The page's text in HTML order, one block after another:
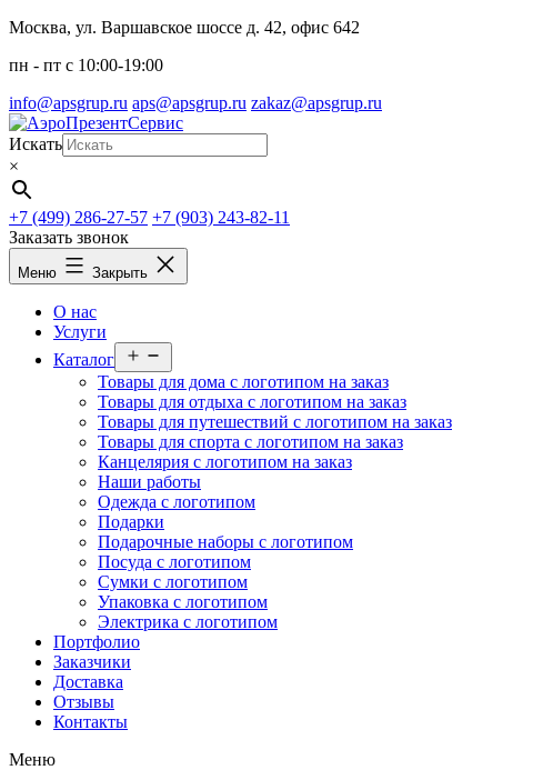
Перейти
содержимому
Москва, ул. Варшавское шоссе д. 42, офис 642
пн - пт c 10:00-19:00
info@apsgrup.ru aps@apsgrup.ru zakaz@apsgrup.ru
Искать
×
+7 (499) 286-27-57 +7 (903) 243-82-11
Заказать звонок
Меню Закрыть
О нас
Услуги
Каталог
меню
Товары для дома с логотипом на заказ
Товары для отдыха с логотипом на заказ
Товары для путешествий с логотипом на заказ
Товары для спорта с логотипом на заказ
Канцелярия с логотипом на заказ
Наши работы
Одежда с логотипом
Подарки
Подарочные наборы с логотипом
Посуда с логотипом
Сумки с логотипом
Упаковка с логотипом
Электрика с логотипом
Портфолио
Заказчики
Доставка
Отзывы
Контакты
Меню